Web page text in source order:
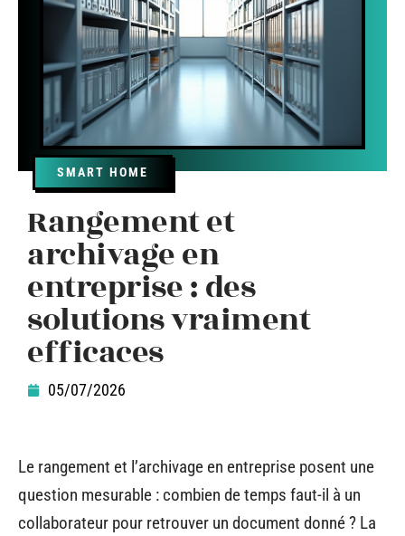
SMART HOME
Rangement et
archivage en
entreprise : des
solutions vraiment
efficaces
05/07/2026
Le rangement et l’archivage en entreprise posent une
question mesurable : combien de temps faut-il à un
collaborateur pour retrouver un document donné ? La